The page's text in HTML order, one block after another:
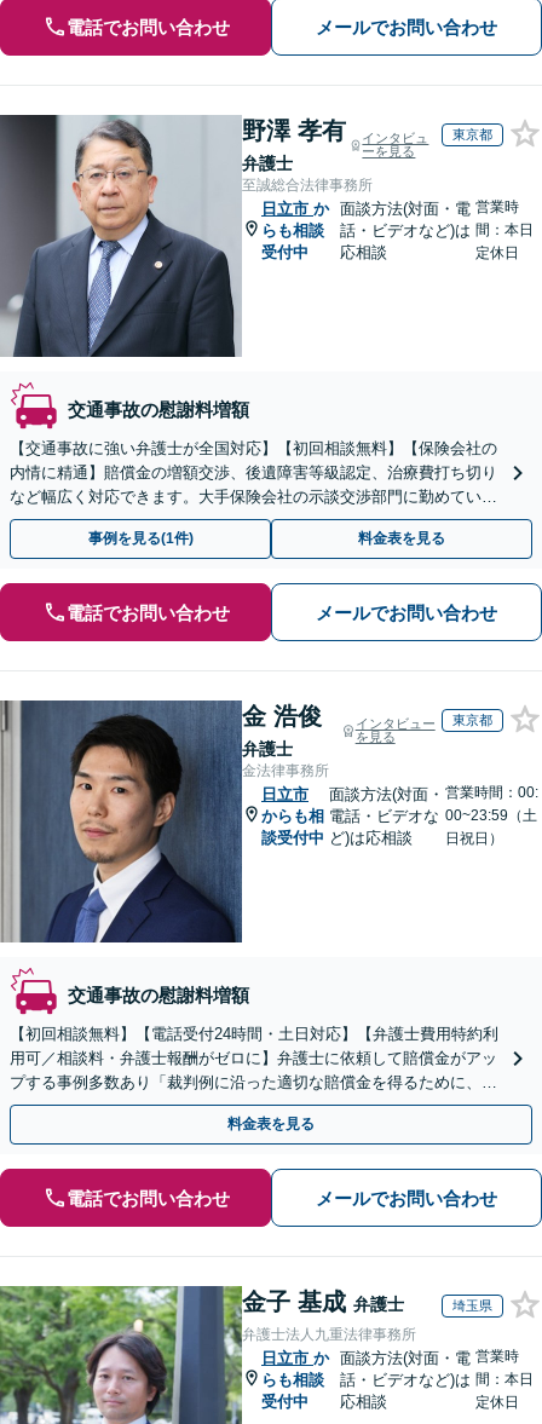
電話でお問い合わせ メールでお問い合わせ
野澤 孝有
弁護士
インタビュ
ーを見る
東京都
至誠総合法律事務所
日立市 か
らも相談
受付中
面談方法(対面・電
話・ビデオなど)は
応相談
営業時
間：本日
定休日
交通事故の慰謝料増額
【交通事故に強い弁護士が全国対応】【初回相談無料】【保険会社の
内情に精通】賠償金の増額交渉、後遺障害等級認定、治療費打ち切り
など幅広く対応できます。大手保険会社の示談交渉部門に勤めていた
経験がありますので保険会社との交渉には自信があります。
事例を見る(1件) 料金表を見る
電話でお問い合わせ メールでお問い合わせ
金 浩俊
弁護士
インタビュー
を見る
東京都
金法律事務所
日立市
からも相
談受付中
面談方法(対面・
電話・ビデオな
ど)は応相談
営業時間：00:
00~23:59（土
日祝日）
交通事故の慰謝料増額
【初回相談無料】【電話受付24時間・土日対応】【弁護士費用特約利
用可／相談料・弁護士報酬がゼロに】弁護士に依頼して賠償金がアッ
プする事例多数あり「裁判例に沿った適切な賠償金を得るために、事
故の調査や事実関係の整理を徹底」【完全個室】
料金表を見る
電話でお問い合わせ メールでお問い合わせ
金子 基成 弁護士 埼玉県
弁護士法人九重法律事務所
日立市 か
らも相談
受付中
面談方法(対面・電
話・ビデオなど)は
応相談
営業時
間：本日
定休日